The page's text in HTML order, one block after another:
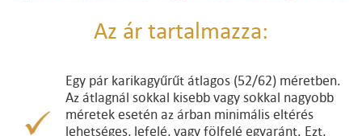
Az ár tartalmazza:
Egy pár karikagyűrűt átlagos (52/62) méretben.
Az átlagnál sokkal kisebb vagy sokkal nagyobb
méretek esetén az árban minimális eltérés
lehetséges, lefelé, vagy fölfelé egyaránt. Ezt,